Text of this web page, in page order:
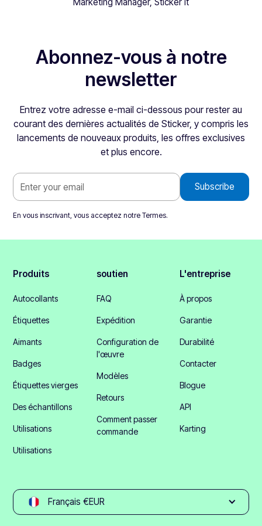
Abonnez-vous à notre
newsletter
Entrez votre adresse e-mail ci-dessous pour rester au
courant des dernières actualités de Sticker, y compris les
lancements de nouveaux produits, les offres exclusives
et plus encore.
En vous inscrivant, vous acceptez notreTermes.
Produits
Autocollants
Étiquettes
Aimants
Badges
Étiquettes vierges
Des échantillons
Utilisations
Utilisations
soutien
FAQ
Expédition
Configuration de
l'œuvre
Modèles
Retours
Comment passer
commande
L'entreprise
À propos
Garantie
Durabilité
Contacter
Blogue
API
Karting
Français €EUR